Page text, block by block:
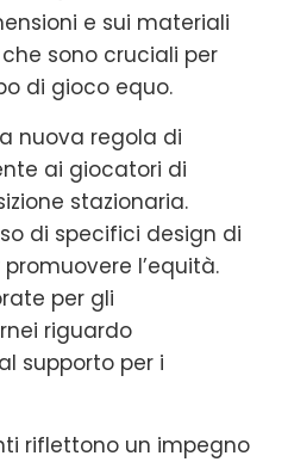
e sui materiali
sono cruciali per
di gioco equo.
nuova regola di
ai giocatori di
stazionaria.
di specifici design di
promuovere l’equità.
per gli
riguardo
supporto per i
riflettono un impegno